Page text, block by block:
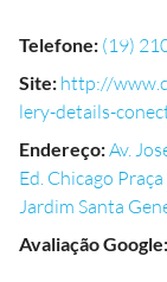
Telefone: (19)
Site: http://
lery-details-
Endereço:Av.
Ed. Chicago
Jardim Santa
Avaliação Google: